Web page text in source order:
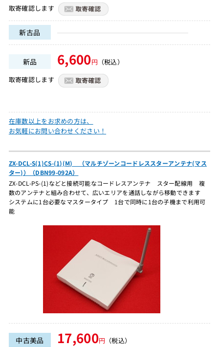
取寄確認します
新古品
新品 6,600円 （税込）
取寄確認します
在庫数以上をお求めの方は、
お気軽にお問い合わせください！
ZX-DCL-S(1)CS-(1)(M) （マルチゾーンコードレススターアンテナ(マス
ター)）（DBN99-092A）
ZX-DCL-PS-(1)などと接続可能なコードレスアンテナ スター配線用 複
数のアンテナと組み合わせて、広いエリアを通話しながら移動できます
システムに1台必要なマスタータイプ 1台で同時に1台の子機まで利用可
能
中古美品 17,600円 （税込）